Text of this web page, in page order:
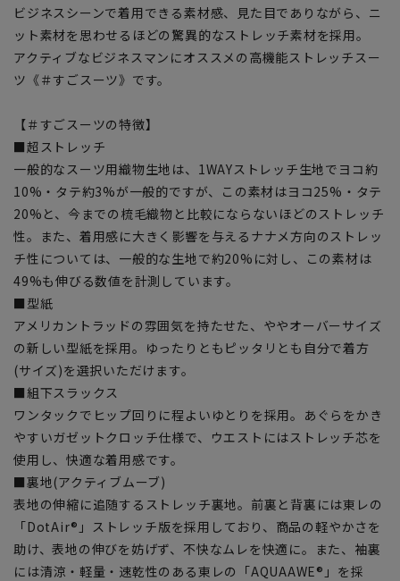
ビジネスシーンで着用できる素材感、見た目でありながら、ニ
ット素材を思わせるほどの驚異的なストレッチ素材を採用。
アクティブなビジネスマンにオススメの高機能ストレッチスー
ツ《＃すごスーツ》です。
【＃すごスーツの特徴】
■超ストレッチ
一般的なスーツ用織物生地は、1WAYストレッチ生地でヨコ約
10%・タテ約3%が一般的ですが、この素材はヨコ25%・タテ
20%と、今までの梳毛織物と比較にならないほどのストレッチ
性。また、着用感に大きく影響を与えるナナメ方向のストレッ
チ性については、一般的な生地で約20%に対し、この素材は
49%も伸びる数値を計測しています。
■型紙
アメリカントラッドの雰囲気を持たせた、ややオーバーサイズ
の新しい型紙を採用。ゆったりともピッタリとも自分で着方
(サイズ)を選択いただけます。
■組下スラックス
ワンタックでヒップ回りに程よいゆとりを採用。あぐらをかき
やすいガゼットクロッチ仕様で、ウエストにはストレッチ芯を
使用し、快適な着用感です。
■裏地(アクティブムーブ)
表地の伸縮に追随するストレッチ裏地。前裏と背裏には東レの
「DotAir®」ストレッチ版を採用しており、商品の軽やかさを
助け、表地の伸びを妨げず、不快なムレを快適に。また、袖裏
には清涼・軽量・速乾性のある東レの「AQUAAWE®」を採